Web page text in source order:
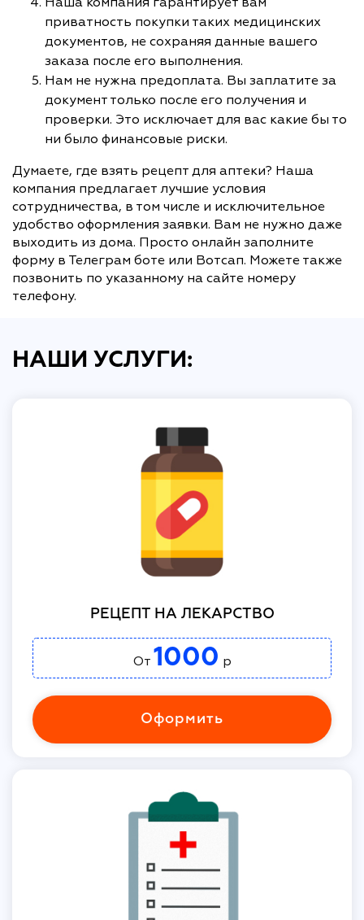
приватность покупки таких медицинских
документов, не сохраняя данные вашего
заказа после его выполнения.
Нам не нужна предоплата. Вы заплатите за
документ только после его получения и
проверки. Это исключает для вас какие бы то
ни было финансовые риски.
Думаете, где взять рецепт для аптеки? Наша
компания предлагает лучшие условия
сотрудничества, в том числе и исключительное
удобство оформления заявки. Вам не нужно даже
выходить из дома. Просто онлайн заполните
форму в Телеграм боте или Вотсап. Можете также
позвонить по указанному на сайте номеру
телефону.
НАШИ УСЛУГИ:
РЕЦЕПТ НА ЛЕКАРСТВО
От 1000 р
Оформить